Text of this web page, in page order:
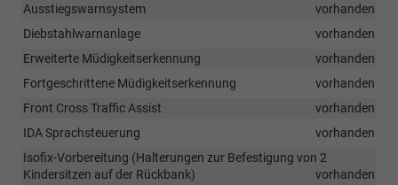
Ausstiegswarnsystem
vorhanden
Diebstahlwarnanlage
vorhanden
Erweiterte Müdigkeitserkennung
vorhanden
Fortgeschrittene Müdigkeitserkennung
vorhanden
Front Cross Traffic Assist
vorhanden
IDA Sprachsteuerung
vorhanden
Isofix-Vorbereitung (Halterungen zur Befestigung von 2
Kindersitzen auf der Rückbank)
vorhanden